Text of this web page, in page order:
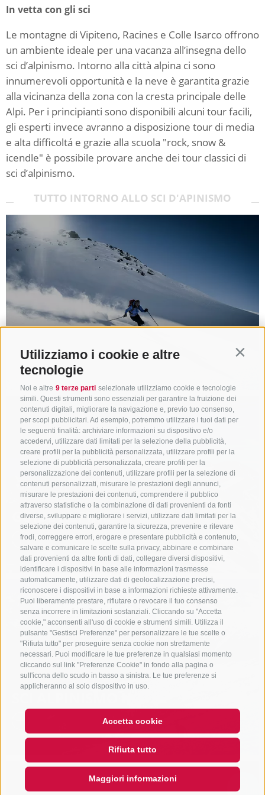
Utilizziamo i cookie e altre
tecnologie
Noi e altre 9 terze parti selezionate utilizziamo cookie e tecnologie
simili. Questi strumenti sono essenziali per garantire la fruizione dei
contenuti digitali, migliorare la navigazione e, previo tuo consenso,
per scopi pubblicitari. Ad esempio, potremmo utilizzare i tuoi dati per
le seguenti finalità: archiviare informazioni su dispositivo e/o
accedervi, utilizzare dati limitati per la selezione della pubblicità,
creare profili per la pubblicità personalizzata, utilizzare profili per la
selezione di pubblicità personalizzata, creare profili per la
personalizzazione dei contenuti, utilizzare profili per la selezione di
contenuti personalizzati, misurare le prestazioni degli annunci,
misurare le prestazioni dei contenuti, comprendere il pubblico
attraverso statistiche o la combinazione di dati provenienti da fonti
diverse, sviluppare e migliorare i servizi, utilizzare dati limitati per la
selezione dei contenuti, garantire la sicurezza, prevenire e rilevare
frodi, correggere errori, erogare e presentare pubblicità e contenuto,
salvare e comunicare le scelte sulla privacy, abbinare e combinare
dati provenienti da altre fonti di dati, collegare diversi dispositivi,
identificare i dispositivi in base alle informazioni trasmesse
automaticamente, utilizzare dati di geolocalizzazione precisi,
riconoscere i dispositivi in base a informazioni richieste attivamente.
Puoi liberamente prestare, rifiutare o revocare il tuo consenso
senza incorrere in limitazioni sostanziali. Cliccando su "Accetta
cookie," acconsenti all'uso di cookie e strumenti simili. Utilizza il
pulsante "Gestisci Preferenze" per personalizzare le tue scelte o
"Rifiuta tutto" per proseguire senza cookie non strettamente
necessari. Puoi modificare le tue preferenze in qualsiasi momento
cliccando sul link "Preferenze Cookie" in fondo alla pagina o
sull'icona dello scudo in basso a sinistra. Le tue preferenze si
applicheranno al solo dispositivo in uso.
Accetta cookie
Rifiuta tutto
Maggiori informazioni
In vetta con gli sci
Le montagne di Vipiteno, Racines e Colle Isarco offrono
un ambiente ideale per una vacanza all’insegna dello
sci d’alpinismo. Intorno alla città alpina ci sono
innumerevoli opportunità e la neve è garantita grazie
alla vicinanza della zona con la cresta principale delle
Alpi. Per i principianti sono disponibili alcuni tour facili,
gli esperti invece avranno a disposizione tour di media
e alta difficoltá e grazie alla scuola "rock, snow &
icendle" è possibile provare anche dei tour classici di
sci d’alpinismo.
TUTTO INTORNO ALLO SCI D'APINISMO
SCI D'ALPINISMO
GUIDE ALPINE
QUICKLINKS